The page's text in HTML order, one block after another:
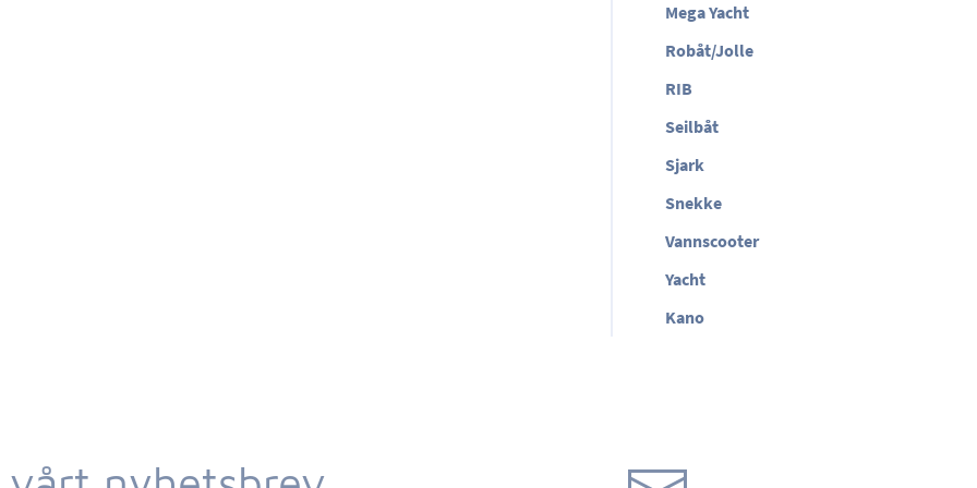
Mega Yacht
Robåt/Jolle
RIB
Seilbåt
Sjark
Snekke
Vannscooter
Yacht
Kano